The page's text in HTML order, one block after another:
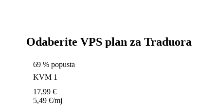
Odaberite VPS plan za Traduora
69 % popusta
KVM 1
17,99 €
5,49 €/mj